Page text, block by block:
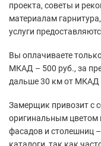
проекта, советы и
материалам
услуги
Вы оплачиваете
МКАД – 500 руб., за
дальше 30 км от МКАД
Замерщик привозит с
оригинальным цветом
фасадов и столешниц